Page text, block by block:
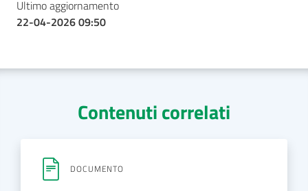
Ultimo aggiornamento
22-04-2026 09:50
Contenuti correlati
DOCUMENTO